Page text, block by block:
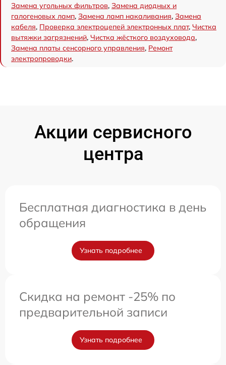
Замена угольных фильтров, Замена диодных и
галогеновых ламп, Замена ламп накаливания, Замена
кабеля, Проверка электроцепей электронных плат, Чистка
вытяжки загрязнений, Чистка жёсткого воздуховода,
Замена платы сенсорного управления, Ремонт
электропроводки.
Акции сервисного
центра
Бесплатная диагностика в день
обращения
Узнать подробнее
Скидка на ремонт -25% по
предварительной записи
Узнать подробнее